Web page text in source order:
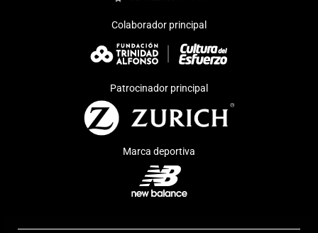
Colaborador principal
Patrocinador principal
Marca deportiva